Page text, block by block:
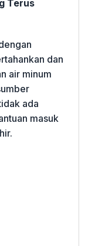
Terus
dan
air minum
ada
masuk